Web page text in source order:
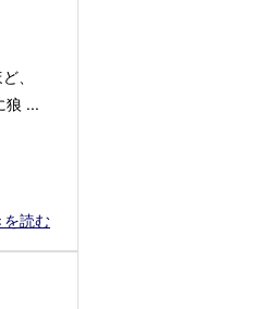
、
狼 ...
を読む